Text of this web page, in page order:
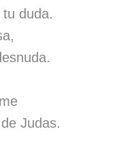
duda.
Judas.